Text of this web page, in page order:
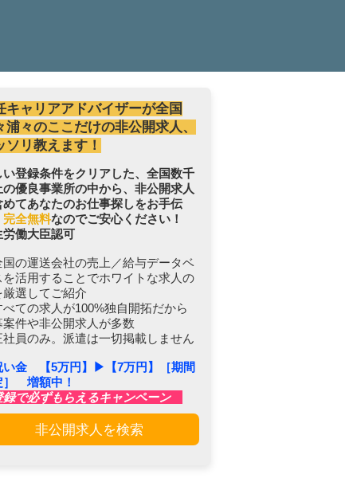
キャリアアドバイザーが全国
浦々のここだけの非公開求人、
ソリ教えます！
い登録条件をクリアした、全国数千
の優良事業所の中から、非公開求人
めてあなたのお仕事探しをお手伝
完全無料なのでご安心ください！
労働大臣認可
国の運送会社の売上／給与データベ
を活用することでホワイトな求人の
厳選してご紹介
べての求人が100%独自開拓だから
案件や非公開求人が多数
社員のみ。派遣は一切掲載しません
い金 【5万円】▶︎【7万円】［期間
］ 増額中！
で必ずもらえるキャンペーン
非公開求人を検索